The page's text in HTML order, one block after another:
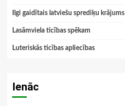
Ilgi gaidītais latviešu sprediķu krājums
Lasāmviela ticības spēkam
Luteriskās ticības apliecības
Ienāc